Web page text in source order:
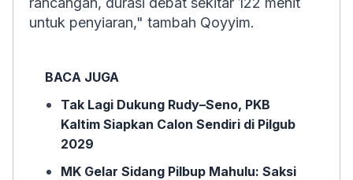
untuk penyiaran," tambah Qoyyim.
BACA JUGA
Tak Lagi Dukung Rudy–Seno, PKB
Kaltim Siapkan Calon Sendiri di Pilgub
2029
MK Gelar Sidang Pilbup Mahulu: Saksi